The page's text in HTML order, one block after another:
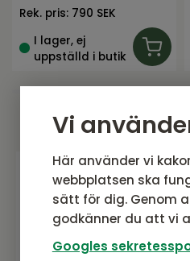
Vi
Här använder vi
webbplatsen ska
sätt för dig. Genom
godkänner du att vi
Googles
Rek. pris: 790 SEK
I lager, ej
uppställd i butik
Gå med i
Prenumerera gärna
Här kommer vi